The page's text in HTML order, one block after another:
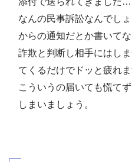
なんの民事訴訟なんでし
からの通知だとか書いて
詐欺と判断し相手にはし
てくるだけでドッと疲れま
こういうの届いても慌て
しまいましょう。